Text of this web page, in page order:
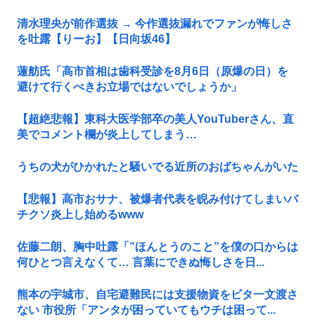
清水理央が前作選抜 → 今作選抜漏れでファンが悔しさ
を吐露【りーお】【日向坂46】
蓮舫氏「高市首相は歯科受診を8月6日（原爆の日）を
避けて行くべきお立場ではないでしょうか」
【超絶悲報】東科大医学部卒の美人YouTuberさん、直
美でコメント欄が炎上してしまう…
うちの犬がひかれたと騒いでる近所のおばちゃんがいた
【悲報】高市おサナ、被爆者代表を睨み付けてしまいバ
チクソ炎上し始めるwww
佐藤二朗、胸中吐露「”ほんとうのこと”を僕の口からは
何ひとつ言えなくて… 言葉にできぬ悔しさを日...
熊本の宇城市、自宅避難民には支援物資をビタ一文渡さ
ない 市役所「アンタが困っていてもウチは困って...